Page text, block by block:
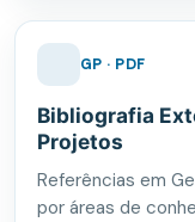
GP · PDF
Bibliografia
Projetos
Referências em
por áreas de